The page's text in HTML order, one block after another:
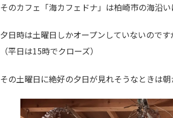
そのカフェ「海カフェドナ」は柏崎市の海沿い
夕日時は土曜日しかオープンしていないのです
（平日は15時でクローズ）
その土曜日に絶好の夕日が見れそうなときは